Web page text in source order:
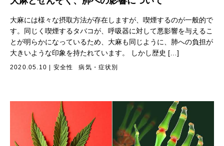
大麻には様々な摂取方法が存在しますが、喫煙するのが一般的で
す。同じく喫煙するタバコが、呼吸器に対して悪影響を与えるこ
とが明らかになっているため、大麻も同じように、肺への負担が
大きいような印象を持たれています。 しかし歴史 […]
2020.05.10 安全性 病気・症状別